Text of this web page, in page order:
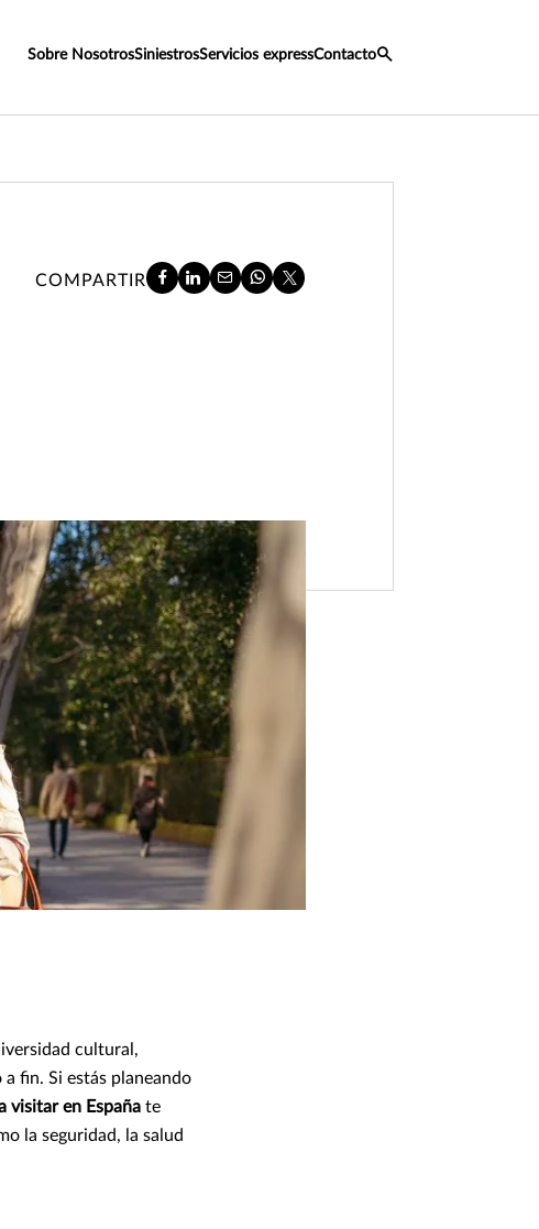
Sobre NosotrosSiniestrosServicios expressContacto
COMPARTIR
cultural,
fin. Si estás planeando
visitar en España te
la seguridad, la salud